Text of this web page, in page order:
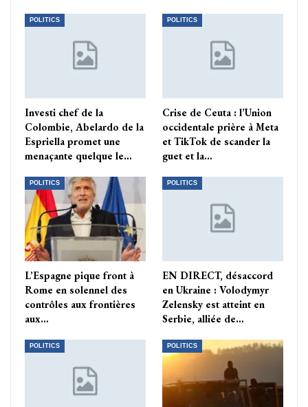
POLITICS
Investi chef de la
Colombie, Abelardo de la
Espriella promet une
menaçante quelque le…
POLITICS
Crise de Ceuta : l’Union
occidentale prière à Meta
et TikTok de scander la
guet et la…
POLITICS
L’Espagne pique front à
Rome en solennel des
contrôles aux frontières
aux…
POLITICS
EN DIRECT, désaccord
en Ukraine : Volodymyr
Zelensky est atteint en
Serbie, alliée de…
POLITICS POLITICS